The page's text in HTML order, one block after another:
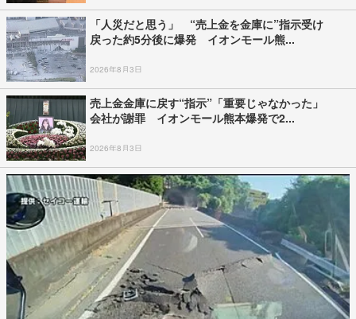
「人災だと思う」 “売上金を金庫に”指示受け
戻った約5分後に爆発 イオンモール熊...
2026年8月3日
売上金金庫に戻す“指示”「重要じゃなかった」
会社が謝罪 イオンモール熊本爆発で2...
2026年8月3日